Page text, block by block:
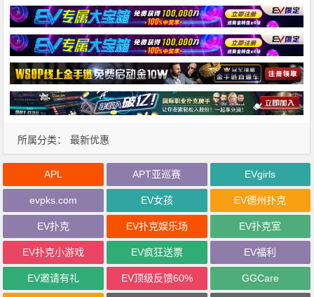
所属分类： 最新优惠
APL APT亚巡赛 EVgirls
evpks.com EV女孩 EV德州扑克
EV扑克 EV扑克娱乐场 EV扑克室
EV扑克小游戏 EV疯狂送票 EV福利
EV邀请有礼 EV顶级反馈60% GGCare